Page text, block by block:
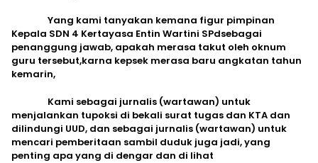
Yang kami tanyakan kemana figur pimpinan
Kepala SDN 4 Kertayasa Entin Wartini SPdsebagai
penanggung jawab, apakah merasa takut oleh oknum
guru tersebut,karna kepsek merasa baru angkatan tahun
kemarin,
Kami sebagai jurnalis (wartawan) untuk
menjalankan tupoksi di bekali surat tugas dan KTA dan
dilindungi UUD, dan sebagai jurnalis (wartawan) untuk
mencari pemberitaan sambil duduk juga jadi, yang
penting apa yang di dengar dan di lihat